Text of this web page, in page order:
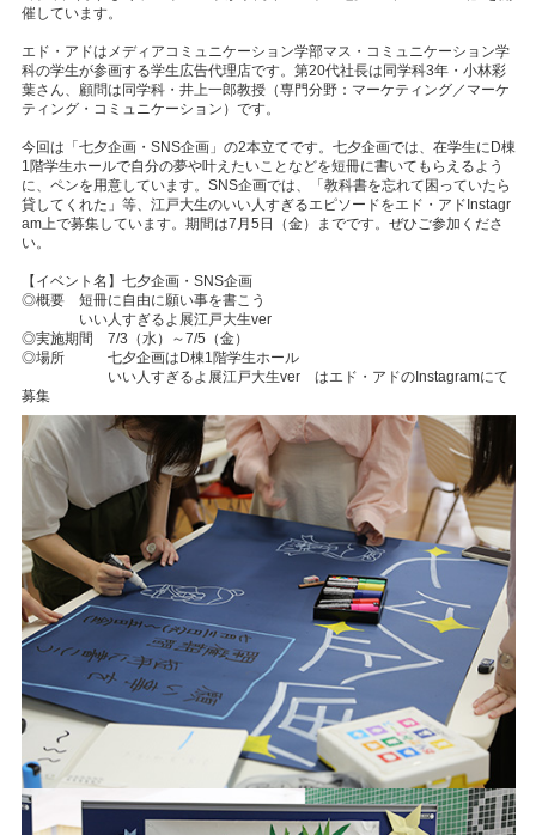
催しています。
エド・アドはメディアコミュニケーション学部マス・コミュニケーション学
科の学生が参画する学生広告代理店です。第20代社長は同学科3年・小林彩
葉さん、顧問は同学科・井上一郎教授（専門分野：マーケティング／マーケ
ティング・コミュニケーション）です。
今回は「七夕企画・SNS企画」の2本立てです。七夕企画では、在学生にD棟
1階学生ホールで自分の夢や叶えたいことなどを短冊に書いてもらえるよう
に、ペンを用意しています。SNS企画では、「教科書を忘れて困っていたら
貸してくれた」等、江戸大生のいい人すぎるエピソードをエド・アドInstagr
am上で募集しています。期間は7月5日（金）までです。ぜひご参加くださ
い。
【イベント名】七夕企画・SNS企画
◎概要 短冊に自由に願い事を書こう
いい人すぎるよ展江戸大生ver
◎実施期間 7/3（水）～7/5（金）
◎場所 七夕企画はD棟1階学生ホール
いい人すぎるよ展江戸大生ver はエド・アドのInstagramにて
募集